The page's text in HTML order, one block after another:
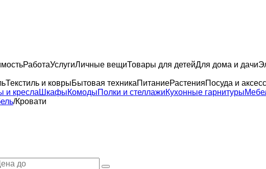
РаботаУслугиЛичные вещиТовары для детейДля дома и дачи
Текстиль и коврыБытовая техникаПитаниеРастенияПосуда и
и кресла ШкафыКомодыПолки и стеллажиКухонные гарнитуры
/Кровати